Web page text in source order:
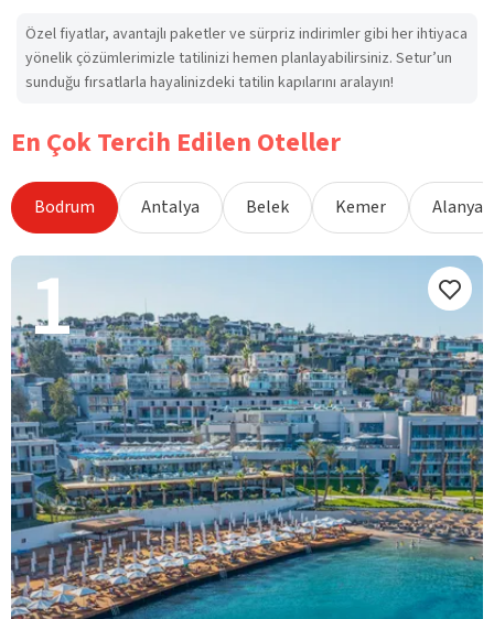
Özel fiyatlar, avantajlı paketler ve sürpriz indirimler gibi her ihtiyaca
yönelik çözümlerimizle tatilinizi hemen planlayabilirsiniz. Setur’un
sunduğu fırsatlarla hayalinizdeki tatilin kapılarını aralayın!
En Çok Tercih Edilen Oteller
Bodrum Antalya Belek Kemer Alanya
1